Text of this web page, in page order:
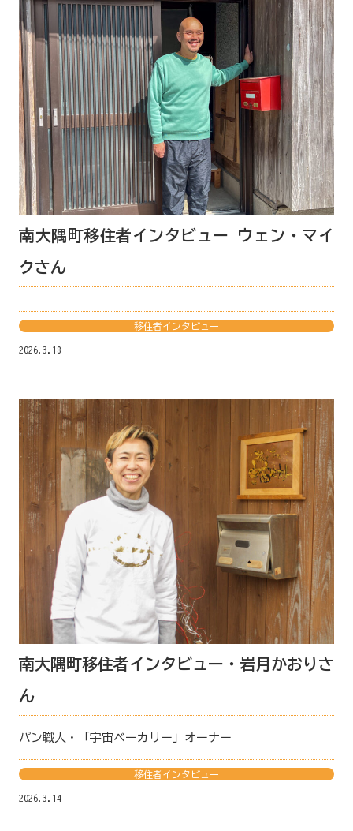
南大隅町移住者インタビュー ウェン・マイ
クさん
移住者インタビュー
2026.3.18
南大隅町移住者インタビュー・岩月かおりさ
ん
パン職人・「宇宙ベーカリー」オーナー
移住者インタビュー
2026.3.14